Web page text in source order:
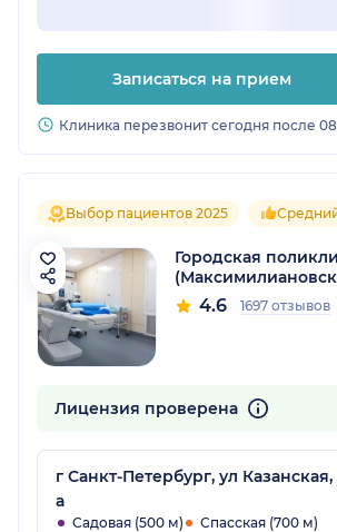
Записаться на прием
Клиника перезвонит сегодня после
Выбор пациентов 2025
Городская
4.6 1697 отзывов
Лицензия проверена
г Санкт-Петербург, ул
а
Садовая (500 м)
Спасская (700 м)